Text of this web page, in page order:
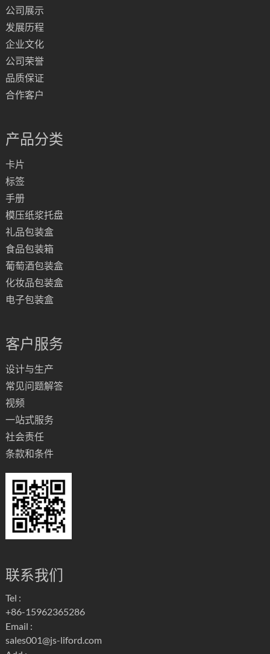
公司展示
发展历程
企业文化
公司荣誉
品质保证
合作客户
产品分类
卡片
标签
手册
模压纸浆托盘
礼品包装盒
食品包装箱
葡萄酒包装盒
化妆品包装盒
电子包装盒
客户服务
设计与生产
常见问题解答
视频
一站式服务
社会责任
条款和条件
联系我们
Tel :
+86-15962365286
Email :
sales001@js-liford.com